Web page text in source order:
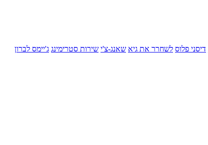
דיסני פלוס לשחרר את גיא שאנג-צ'י שירות סטרימינג ג'יימס לברון